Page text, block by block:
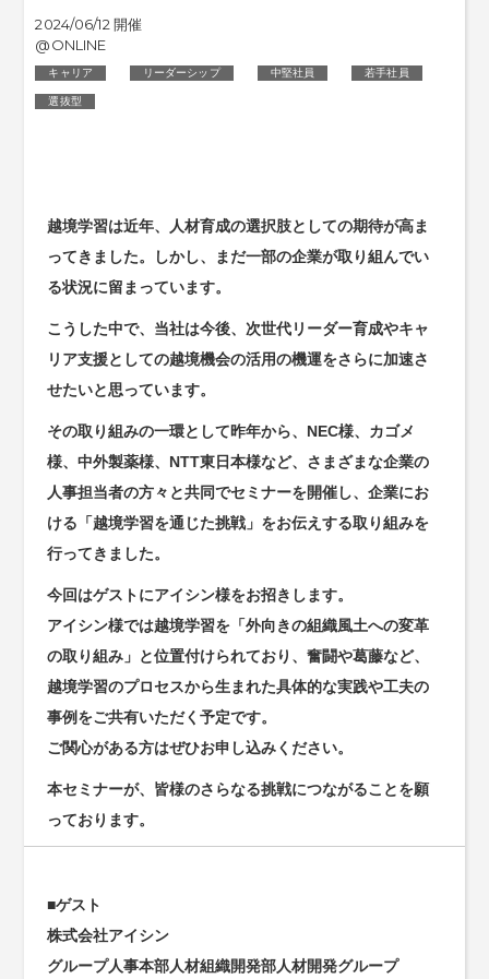
2024/06/12 開催
@ONLINE
キャリア リーダーシップ 中堅社員 若手社員
選抜型
越境学習は近年、人材育成の選択肢としての期待が高ま
ってきました。しかし、まだ一部の企業が取り組んでい
る状況に留まっています。
こうした中で、当社は今後、次世代リーダー育成やキャ
リア支援としての越境機会の活用の機運をさらに加速さ
せたいと思っています。
その取り組みの一環として昨年から、NEC様、カゴメ
様、中外製薬様、NTT東日本様など、さまざまな企業の
人事担当者の方々と共同でセミナーを開催し、企業にお
ける「越境学習を通じた挑戦」をお伝えする取り組みを
行ってきました。
今回はゲストにアイシン様をお招きします。
アイシン様では越境学習を「外向きの組織風土への変革
の取り組み」 と位置付けられており、奮闘や葛藤など、
越境学習のプロセスから生まれた具体的な実践や工夫の
事例をご共有いただく予定です。
ご関心がある方はぜひお申し込みください。
本セミナーが、皆様のさらなる挑戦につながることを願
っております。
■ゲスト
株式会社アイシン
グループ人事本部人材組織開発部人材開発グループ